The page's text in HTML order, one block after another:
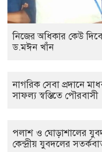
নিজের অধিকার কেউ
ড.মঈন খাঁন
নাগরিক সেবা প্রদানে
সাফল্য স্বস্তিতে পৌরবাসী
পলাশ ও ঘোড়াশালের
কেন্দ্রীয় যুবদলের